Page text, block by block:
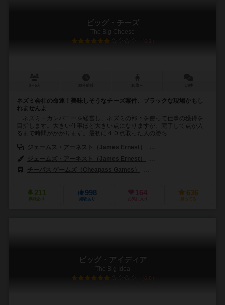
ビッグ・チーズ
The Big Cheese
6.2
ネズミ会社の命運！美味しそうなチーズ案件、ブラックな現場かもし
れませんよ
ネズミ・カンパニーを経営し、ネズミの部下を使って仕事の獲得を
目指します。大きい仕事ほど大きい点になりますが、完了して点が入
るまで時間がかかります。最初に４０点取った人の勝ち...
ジェームス・アーネスト（James Ernest）
ジェームズ・アーネスト（James Ernest）
チーパス ゲームズ（Cheapass Games）
211
興味あり
998
経験あり
164
お気に入り
636
持ってる
ビッグ・アイディア
The Big Idea
6.0